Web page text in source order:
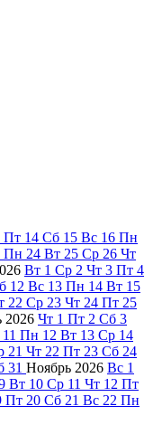
Пт 14 Сб 15 Вс 16 Пн
Пн 24 Вт 25 Ср 26 Чт
Вт 1 Ср 2 Чт 3 Пт 4
12 Вс 13 Пн 14 Вт 15
22 Ср 23 Чт 24 Пт 25
2026 Чт 1 Пт 2 Сб 3
11 Пн 12 Вт 13 Ср 14
21 Чт 22 Пт 23 Сб 24
31 Ноябрь 2026 Вс 1
Вт 10 Ср 11 Чт 12 Пт
Пт 20 Сб 21 Вс 22 Пн